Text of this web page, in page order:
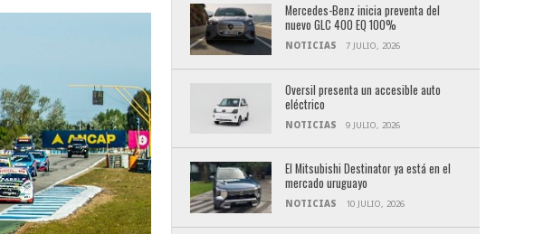
Mercedes-Benz inicia preventa del
nuevo GLC 400 EQ 100%
NOTICIAS 7 JULIO, 2026
Oversil presenta un accesible auto
eléctrico
NOTICIAS 9 JULIO, 2026
El Mitsubishi Destinator ya está en el
mercado uruguayo
NOTICIAS 10 JULIO, 2026